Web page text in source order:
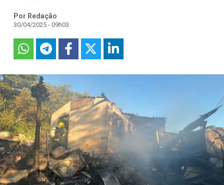
Por Redação
30/04/2025 - 09h03